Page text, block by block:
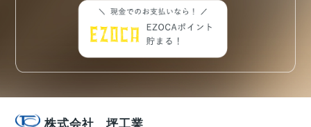
株式会社 坪工業